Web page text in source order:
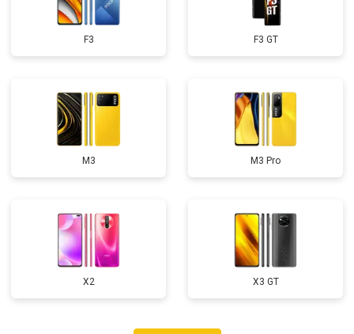
F3 F3 GT
M3 M3 Pro
X2 X3 GT